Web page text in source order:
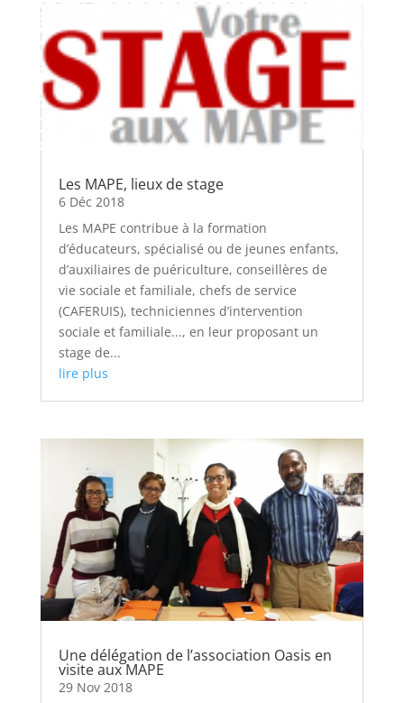
Les MAPE, lieux de stage
6 Déc 2018
Les MAPE contribue à la formation
d’éducateurs, spécialisé ou de jeunes enfants,
d’auxiliaires de puériculture, conseillères de
vie sociale et familiale, chefs de service
(CAFERUIS), techniciennes d’intervention
sociale et familiale..., en leur proposant un
stage de...
lire plus
Une délégation de l’association Oasis en
visite aux MAPE
29 Nov 2018